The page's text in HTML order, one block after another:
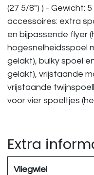
(27 5/8") ) - Gewicht:
accessoires: extra
en bijpassende flyer
hogesnelheidsspoel
gelakt), bulky spoel
gelakt), vrijstaande
vrijstaande
voor vier spoeltjes
Extra
Vliegwiel